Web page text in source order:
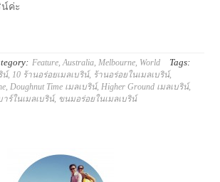
น์ค่ะ
Feature ,Australia Melbourne World Tags:
น์, 10 ร้านอร่อยเมลเบริน์, ร้านอร่อยในเมลเบริน์,
Doughnut Time เมลเบริน์, Higher Ground เมลเบริน์,
าร์ในเมลเบริน์, ขนมอร่อยในเมลเบริน์